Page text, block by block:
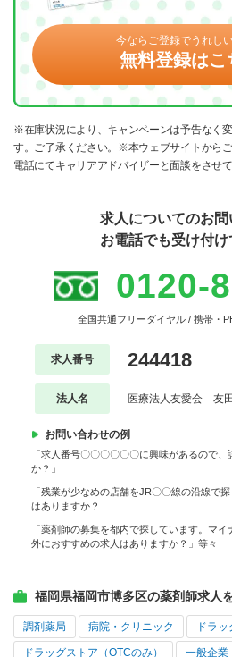
今ならご登録でうれし
無料登録はこ
※在庫状況により、キャンペーンは予告なく
す。ご了承ください。※本ウェブサイトから
電話にてキャリアアドバイザーと面談をさせ
求人についてのお問
お電話でも受け付
0120-
全国共通フリーダイヤル / 携帯・
求人番号 244418
法人名 医療法人友愛会 友
お問い合わせの例
「求人番号〇〇〇〇〇〇に興味があるので
か？」
「残業が少なめの店舗をJR〇〇線の沿線で
はありますか？」
「薬剤師の募集を都内で探しています。マ
外におすすめの求人はありますか？」等々
福岡県福岡市博多区の薬剤師求人
調剤薬局 病院・クリニック ドラ
ドラッグストア（OTCのみ） 一般企業